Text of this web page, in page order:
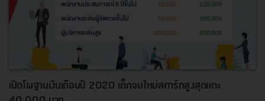
เปิดโผฐานเงินเดือนปี 2020 เด็กจบใหม่สตาร์ทสูงสุดแตะ